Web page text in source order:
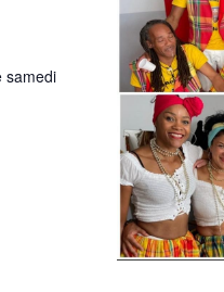
samedi